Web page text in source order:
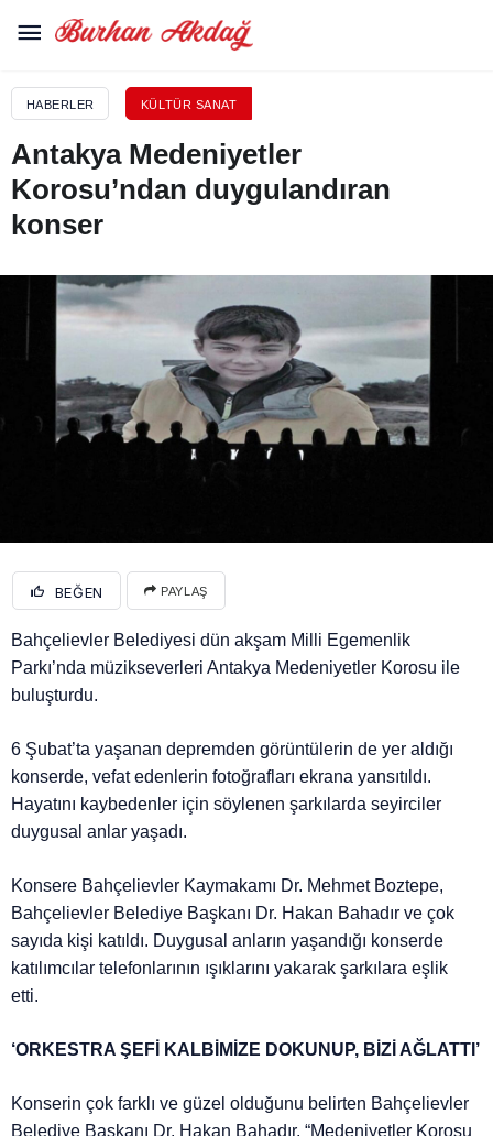
HABERLER KÜLTÜR SANAT
Antakya Medeniyetler
Korosu’ndan duygulandıran
konser
BEĞEN PAYLAŞ
Bahçelievler Belediyesi dün akşam Milli Egemenlik
Parkı’nda müzikseverleri Antakya Medeniyetler Korosu ile
buluşturdu.
6 Şubat’ta yaşanan depremden görüntülerin de yer aldığı
konserde, vefat edenlerin fotoğrafları ekrana yansıtıldı.
Hayatını kaybedenler için söylenen şarkılarda seyirciler
duygusal anlar yaşadı.
Konsere Bahçelievler Kaymakamı Dr. Mehmet Boztepe,
Bahçelievler Belediye Başkanı Dr. Hakan Bahadır ve çok
sayıda kişi katıldı. Duygusal anların yaşandığı konserde
katılımcılar telefonlarının ışıklarını yakarak şarkılara eşlik
etti.
‘ORKESTRA ŞEFİ KALBİMİZE DOKUNUP, BİZİ AĞLATTI’
Konserin çok farklı ve güzel olduğunu belirten Bahçelievler
Belediye Başkanı Dr. Hakan Bahadır, “Medeniyetler Korosu